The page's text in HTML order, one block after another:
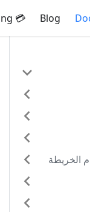
Blog
💳 Pricing
الخريطة